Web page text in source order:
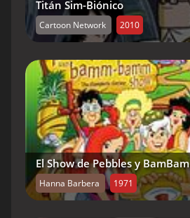
Titán Sim-Biónico
Cartoon Network 2010
El Show de Pebbles y BamBam
Hanna Barbera 1971